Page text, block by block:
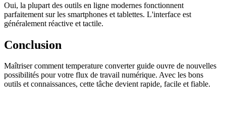
Oui, la plupart des outils en ligne modernes fonctionnent
parfaitement sur les smartphones et tablettes. L'interface est
généralement réactive et tactile.
Conclusion
Maîtriser comment temperature converter guide ouvre de nouvelles
possibilités pour votre flux de travail numérique. Avec les bons
outils et connaissances, cette tâche devient rapide, facile et fiable.